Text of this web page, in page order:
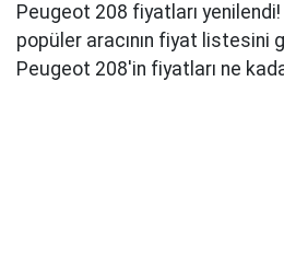
Peugeot 208 fiyatları
popüler aracının fiyat listesini
Peugeot 208'in fiyatları ne